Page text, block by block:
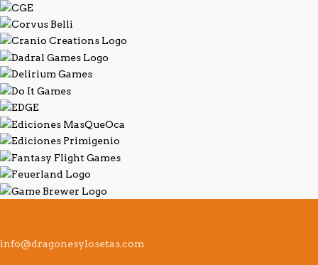
info@dragonesylosetas.com